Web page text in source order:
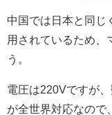
中国では日本と同じ
用されているため、
う。
電圧は220Vですが
が全世界対応なので